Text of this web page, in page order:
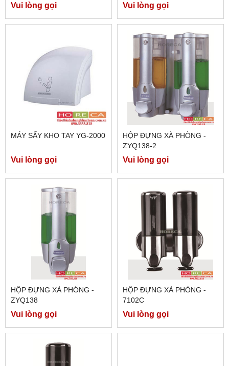
Vui lòng gọi Vui lòng gọi
MÁY SẤY KHO TAY YG-2000
Vui lòng gọi
HỘP ĐỰNG XÀ PHÒNG -
ZYQ138-2
Vui lòng gọi
HỘP ĐỰNG XÀ PHÓNG -
ZYQ138
Vui lòng gọi
HỘP ĐỰNG XÀ PHÒNG -
7102C
Vui lòng gọi